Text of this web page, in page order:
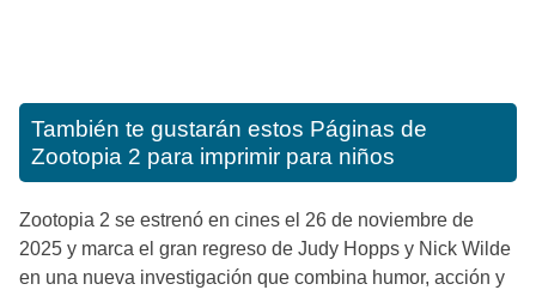
También te gustarán estos Páginas de
Zootopia 2 para imprimir para niños
Zootopia 2 se estrenó en cines el 26 de noviembre de
2025 y marca el gran regreso de Judy Hopps y Nick Wilde
en una nueva investigación que combina humor, acción y